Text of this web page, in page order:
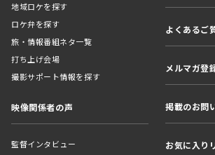
地域ロケを探す
ロケ弁を探す
旅・情報番組ネタ一覧
打ち上げ会場
撮影サポート情報を探す
映像関係者の声
監督インタビュー
よくあるご
メルマガ登
掲載のお問
お気に入り